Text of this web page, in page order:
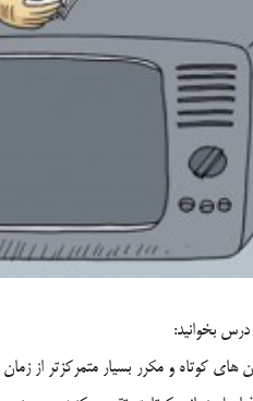
هاي كوتاه و مكرر بسيار متمركزتر از